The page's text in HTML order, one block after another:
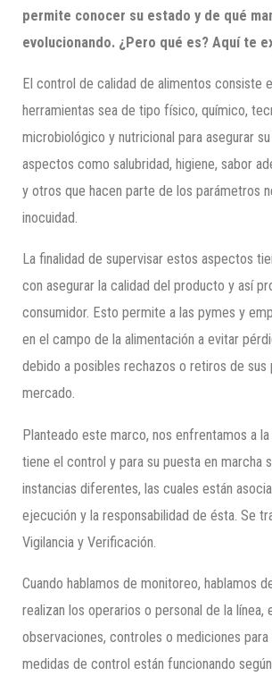
permite conocer su estado y de qué
evolucionando. ¿Pero qué es? Aquí te
El control de calidad de alimentos consiste
herramientas sea de tipo físico, químico,
microbiológico y nutricional para asegurar
aspectos como salubridad, higiene, sabor
y otros que hacen parte de los parámetros
inocuidad.
La finalidad de supervisar estos aspectos
con asegurar la calidad del producto y así
consumidor. Esto permite a las pymes y
en el campo de la alimentación a evitar
debido a posibles rechazos o retiros de sus
mercado.
Planteado este marco, nos enfrentamos a
tiene el control y para su puesta en marcha
instancias diferentes, las cuales están
ejecución y la responsabilidad de ésta. Se
Vigilancia y Verificación.
Cuando hablamos de monitoreo, hablamos
realizan los operarios o personal de la línea,
observaciones, controles o mediciones para
medidas de control están funcionando